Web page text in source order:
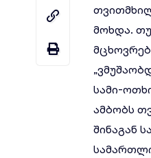
მოხდა.
სამი-
ამბობს
შინაგან